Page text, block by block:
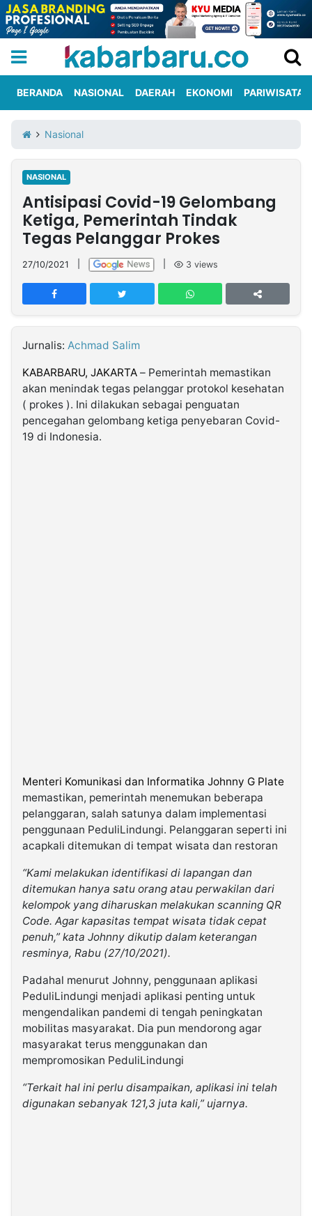
Iklan
Berita
Kami
Nasional
International
Olahraga
Entertainment
Daerah
Pariwisata
Kuliner
Kolom
Network
PT
TREETAN
INDONESIA
Partner
Insight
NTB
Suara
Time
Lens
IDN
Daily
Jogja
Jalan
Rakyat
Idealita
News
Kita
Notice
Radar
Baru
Seedbacklink
BERANDA NASIONAL DAERAH EKONOMI PARIWISATA
Nasional
NASIONAL
Antisipasi Covid-19 Gelombang
Ketiga, Pemerintah Tindak
Tegas Pelanggar Prokes
27/10/2021 3 views
Jurnalis: Achmad Salim
KABARBARU, JAKARTA – Pemerintah memastikan
akan menindak tegas pelanggar protokol kesehatan
( prokes ). Ini dilakukan sebagai penguatan
pencegahan gelombang ketiga penyebaran Covid-
19 di Indonesia.
Menteri Komunikasi dan Informatika Johnny G Plate
memastikan, pemerintah menemukan beberapa
pelanggaran, salah satunya dalam implementasi
penggunaan PeduliLindungi. Pelanggaran seperti ini
acapkali ditemukan di tempat wisata dan restoran
“Kami melakukan identifikasi di lapangan dan
ditemukan hanya satu orang atau perwakilan dari
kelompok yang diharuskan melakukan scanning QR
Code. Agar kapasitas tempat wisata tidak cepat
penuh,” kata Johnny dikutip dalam keterangan
resminya, Rabu (27/10/2021).
Padahal menurut Johnny, penggunaan aplikasi
PeduliLindungi menjadi aplikasi penting untuk
mengendalikan pandemi di tengah peningkatan
mobilitas masyarakat. Dia pun mendorong agar
masyarakat terus menggunakan dan
mempromosikan PeduliLindungi
“Terkait hal ini perlu disampaikan, aplikasi ini telah
digunakan sebanyak 121,3 juta kali,” ujarnya.